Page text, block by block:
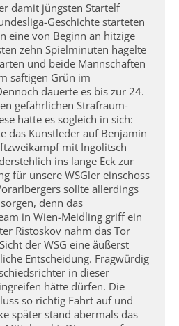
damit jüngsten Startelf
Geschichte starteten
eine von Beginn an hitzige
zehn Spielminuten hagelte
und beide Mannschaften
saftigen Grün im
dauerte es bis zur 24.
gefährlichen Strafraum-
hatte es sogleich in sich:
das Kunstleder auf Benjamin
mit Ingolitsch
ins lange Eck zur
für unsere WSGler einschoss
sollte allerdings
denn das
in Wien-Meidling griff ein
Ristoskov nahm das Tor
der WSG eine äußerst
Entscheidung. Fragwürdig
in dieser
hätte dürfen. Die
so richtig Fahrt auf und
später stand abermals das